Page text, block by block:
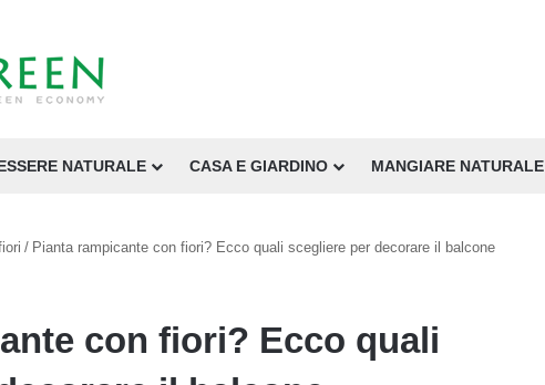
NATURALE CASA E GIARDINO MANGIARE NATURALE
/ Pianta rampicante con fiori? Ecco quali scegliere per decorare il balcone
con fiori? Ecco quali